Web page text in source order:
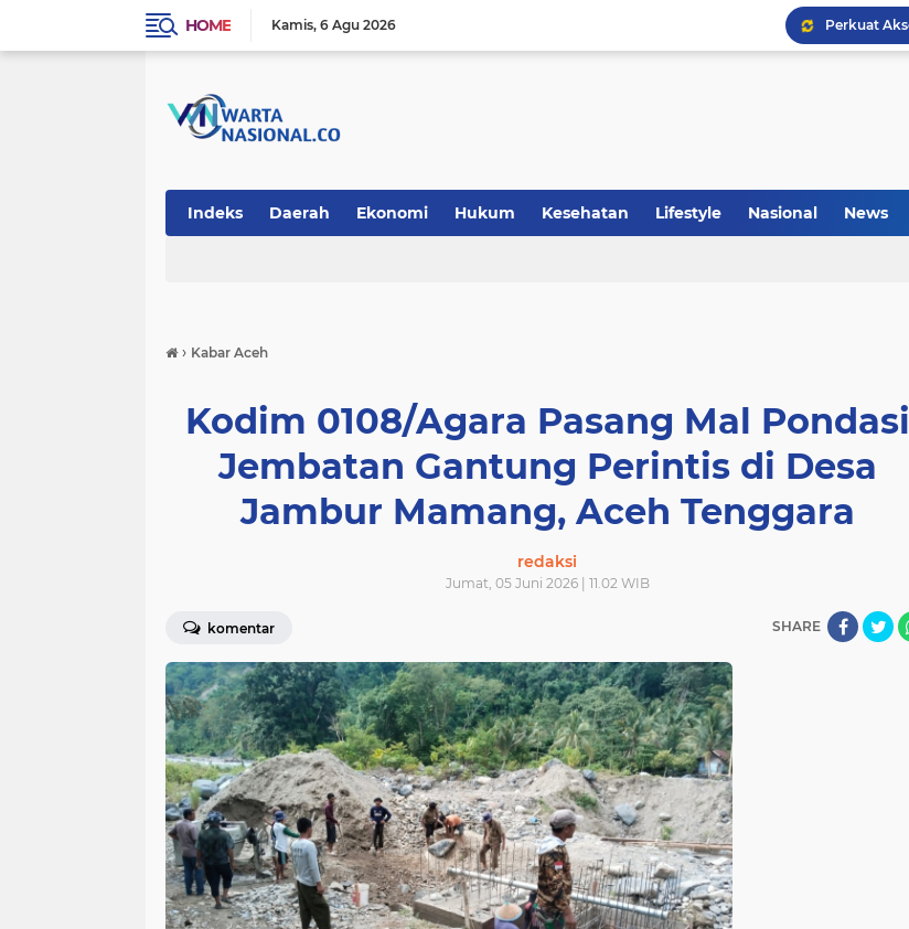
HOME Kamis 6 Agu 2026
Indeks Daerah Ekonomi Hukum Kesehatan Lifestyle Nasional News
› Kabar Aceh
Kodim 0108/Agara Pasang Mal Pondasi
Jembatan Gantung Perintis di Desa
Jambur Mamang, Aceh Tenggara
redaksi
Jumat, 05 Juni 2026 | 11.02 WIB
komentar SHARE